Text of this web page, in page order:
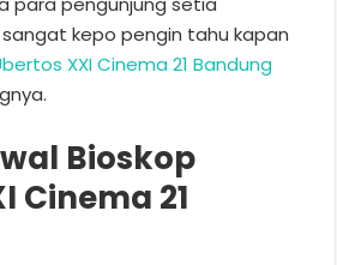
sangat kepo pengin tahu kapan
XXI Cinema 21 Bandung
Bioskop
Cinema 21